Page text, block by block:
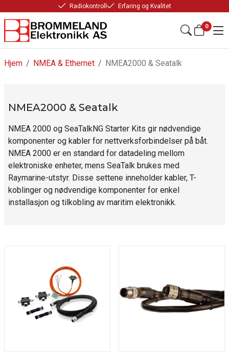
Radiokontroll Erfaring og Kvalitet
0
/
Hjem /
NMEA & Ethernet NMEA2000 & Seatalk
NMEA2000 & Seatalk
NMEA 2000 og SeaTalkNG Starter Kits gir nødvendige
komponenter og kabler for nettverksforbindelser på båt.
NMEA 2000 er en standard for datadeling mellom
elektroniske enheter, mens SeaTalk brukes med
Raymarine-utstyr. Disse settene inneholder kabler, T-
koblinger og nødvendige komponenter for enkel
installasjon og tilkobling av maritim elektronikk.